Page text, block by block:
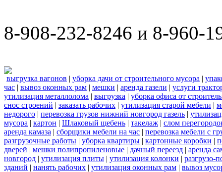
8-908-232-8246 и 8-960-
выгрузка вагонов | уборка дачи от строительного мусора |
час | вывоз оконных рам | мешки | аренда газели | услуги
утилизация металлолома | выгрузка | уборка офиса от
снос строений | заказать рабочих | утилизация старой мебели |
недорого | перевозка грузов нижний новгород газель |
мусора | картон | Шлаковый щебень | такелаж | слом
аренда камаза | сборщики мебели на час | перевозка мебели с
разгрузочные работы | уборка квартиры | картонные коробки |
дверей | мешки полипропиленовые | дачный переезд | аренда
новгород | утилизация плиты | утилизация колонки | разгрузо-
зданий | нанять рабочих | утилизация оконных рам | вывоз